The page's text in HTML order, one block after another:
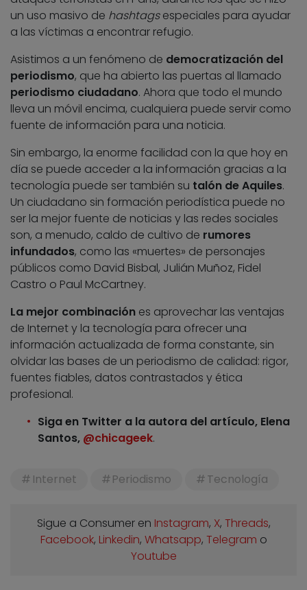
un uso masivo de hashtagsespeciales para ayudar
a las víctimas a encontrar refugio.
Asistimos a un fenómeno de democratización del
periodismo, que ha abierto las puertas al llamado
periodismo ciudadano. Ahora que todo el mundo
lleva un móvil encima, cualquiera puede servir como
fuente de información para una noticia.
Sin embargo, la enorme facilidad con la que hoy en
día se puede acceder a la información gracias a la
tecnología puede ser también su talón de Aquiles.
Un ciudadano sin formación periodística puede no
ser la mejor fuente de noticias y las redes sociales
son, a menudo, caldo de cultivo de rumores
infundados, como las «muertes» de personajes
públicos como David Bisbal, Julián Muñoz, Fidel
Castro o Paul McCartney.
La mejor combinación es aprovechar las ventajas
de Internet y la tecnología para ofrecer una
información actualizada de forma constante, sin
olvidar las bases de un periodismo de calidad: rigor,
fuentes fiables, datos contrastados y ética
profesional.
Siga en Twitter a la autora del artículo, Elena
Santos, @chicageek.
Internet Periodismo Tecnología
Sigue a Consumer en Instagram, X, Threads,
Facebook, Linkedin, Whatsapp, Telegram o
Youtube